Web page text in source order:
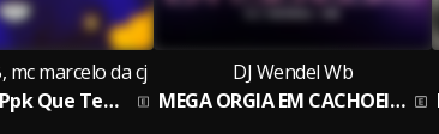
mc marcelo da cj
Não É Só Sua Ppk Que Tem Mel
DJ Wendel Wb
MEGA ORGIA EM CACHOEIRO